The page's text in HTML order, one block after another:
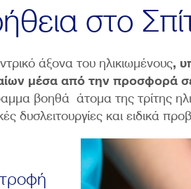
στο
άξονα του ηλικιωμένους,
μέσα από την προσφορά
βοηθά άτομα της τρίτης
δυσλειτουργίες και ειδικά